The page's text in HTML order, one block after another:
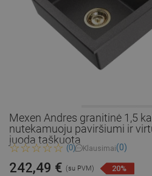
Mexen Andres granitinė 1,5
nutekamuoju paviršiumi ir
juoda taškuota
(0) Klausimai(0)
242,49 € (su PVM) 20%